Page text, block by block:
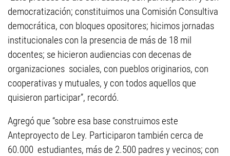
democratización; constituimos una Comisión Consultiva
democrática, con bloques opositores; hicimos jornadas
institucionales con la presencia de más de 18 mil
docentes; se hicieron audiencias con decenas de
organizaciones sociales, con pueblos originarios, con
cooperativas y mutuales, y con todos aquellos que
quisieron participar”, recordó.
Agregó que “sobre esa base construimos este
Anteproyecto de Ley. Participaron también cerca de
60.000 estudiantes, más de 2.500 padres y vecinos; con